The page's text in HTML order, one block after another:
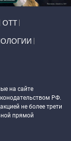
ОТТ
на сайте
РФ.
не более трети
прямой